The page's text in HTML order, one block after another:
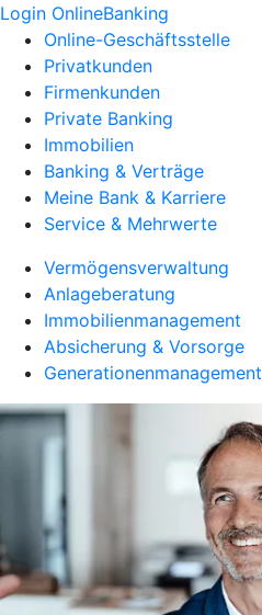
Login OnlineBanking
Online-Geschäftsstelle
Privatkunden
Firmenkunden
Private Banking
Immobilien
Banking & Verträge
Meine Bank & Karriere
Service & Mehrwerte
Vermögensverwaltung
Anlageberatung
Immobilienmanagement
Absicherung & Vorsorge
Generationenmanagement